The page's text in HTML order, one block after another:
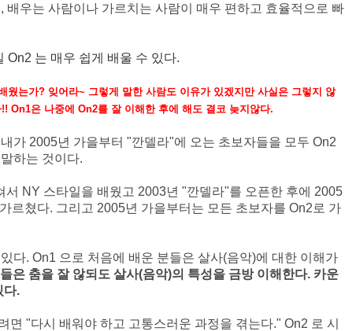
배우는 사람이나 가르치는 사람이 매우 편하고 효율적으로 빠
On2 는 매우 쉽게 배울 수 있다.
웠는가? 잊어라~ 그렇게 말한 사람도 이유가 있겠지만 사실은 그렇지 않
On1은 나중에 On2를 잘 이해한 후에 해도 결코 늦지않다.
가 2005년 가을부터 "깐델라"에 오는 초보자들을 모두 On2
하는 것이다.
서 NY 스타일을 배웠고 2003년 "깐델라"를 오픈한 후에 2005
르쳤다. 그리고 2005년 가을부터는 모든 초보자를 On2로 가
다. On1 으로 처음에 배운 분들은 살사(음악)에 대한 이해가
은 춤을 잘 않되도 살사(음악)의 특성을 금방 이해한다. 카운
다.
면 "다시 배워야 하고 고통스러운 과정을 겪는다." On2 로 시